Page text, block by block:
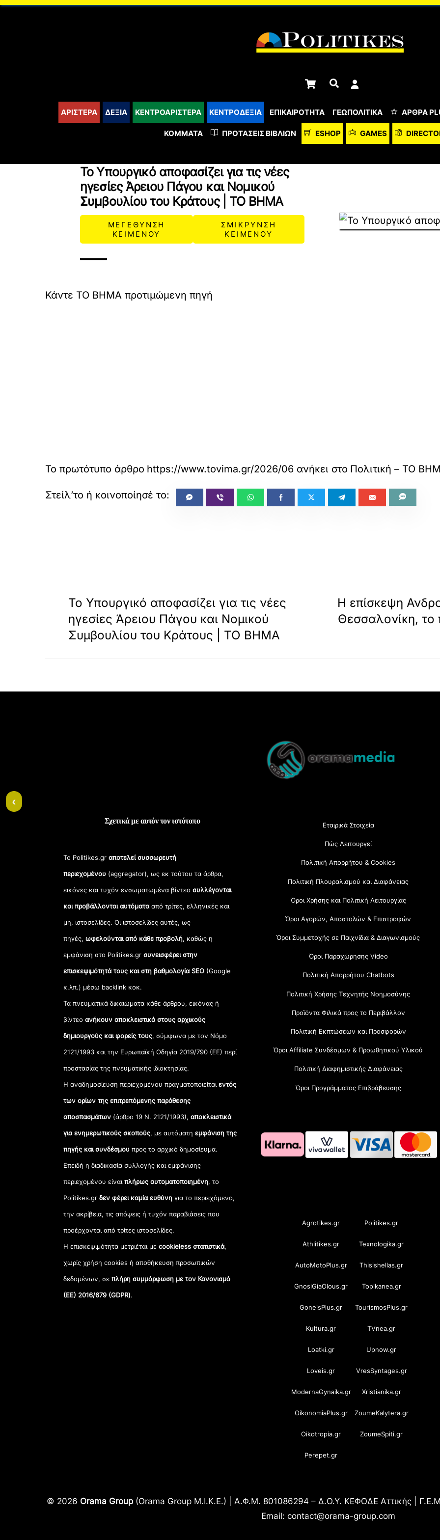
content
Cart Αναζήτηση
ΑΡΙΣΤΕΡΑ ΔΕΞΙΑ ΚΕΝΤΡΟΑΡΙΣΤΕΡΑ ΚΕΝΤΡΟΔΕΞΙΑ ΕΠΙΚΑΙΡΟΤΗΤΑ ΓΕΩΠΟΛΙΤΙΚΑ ΆΡΘΡΑ
ΚΌΜΜΑΤΑ ΠΡΟΤΆΣΕΙΣ ΒΙΒΛΊΩΝ ESHOP GAMES
Το Υπουργικό αποφασίζει για τις νέες
ηγεσίες Άρειου Πάγου και Νομικού
Συμβουλίου του Κράτους | ΤΟ ΒΗΜΑ
ΜΕΓΕΘΥΝΣΗ
ΚΕΙΜΕΝΟΥ
ΣΜΙΚΡΥΝΣΗ
ΚΕΙΜΕΝΟΥ
Κάντε TO BHMA προτιμώμενη πηγή
Το πρωτότυπο άρθρο https://www.tovima.gr/2026/06/30/politics/to-ypourgiko-
ανήκει στο Πολιτική – ΤΟ
Το Υπουργικό αποφασίζει για τις νέες
ηγεσίες Άρειου Πάγου και Νομικού
Συμβουλίου του Κράτους | ΤΟ ΒΗΜΑ
Η επίσκεψη
Θεσσαλονίκη,
Top
Σχετικά με αυτόν τον ιστότοπο
Το Politikes.grαποτελεί συσσωρευτή
περιεχομένου (aggregator), ως εκ τούτου τα άρθρα,
εικόνες και τυχόν ενσωματωμένα βίντεοσυλλέγονται
και προβάλλονται αυτόματααπό τρίτες, ελληνικές και
μη, ιστοσελίδες. Οι ιστοσελίδες αυτές, ως
πηγές,ωφελούνται από κάθε προβολή, καθώς η
εμφάνιση στο Politikes.gr συνεισφέρει στην
επισκεψιμότητά τους και στη βαθμολογία SEO (Google
κ.λπ.) μέσω backlink κοκ.
Τα πνευματικά δικαιώματα κάθε άρθρου, εικόνας ή
βίντεοανήκουν αποκλειστικά στους αρχικούς
δημιουργούς και φορείς τους, σύμφωνα με τον Νόμο
2121/1993 και την Ευρωπαϊκή Οδηγία 2019/790 (ΕΕ) περί
προστασίας της πνευματικής ιδιοκτησίας.
Η αναδημοσίευση περιεχομένου πραγματοποιείταιεντός
των ορίων της επιτρεπόμενης παράθεσης
αποσπασμάτων (άρθρο 19 Ν. 2121/1993), αποκλειστικά
για ενημερωτικούς σκοπούς, με αυτόματηεμφάνιση της
πηγής και συνδέσμου προς το αρχικό δημοσίευμα.
Επειδή η διαδικασία συλλογής και εμφάνισης
περιεχομένου είναιπλήρως αυτοματοποιημένη, το
Politikes.grδεν φέρει καμία ευθύνη για το περιεχόμενο,
την ακρίβεια, τις απόψεις ή τυχόν παραβιάσεις που
προέρχονται από τρίτες ιστοσελίδες.
Η επισκεψιμότητα μετριέται μεcookieless στατιστικά,
χωρίς χρήση cookies ή αποθήκευση προσωπικών
δεδομένων, σεπλήρη συμμόρφωση με τον Κανονισμό
(ΕΕ) 2016/679 (GDPR).
Εταιρικά Στοιχεία
Πώς Λειτουργεί
Πολιτική Απορρήτου & Cookies
Πολιτική Πλουραλισμού και Διαφάνειας
Όροι Χρήσης και Πολιτική Λειτουργίας
Όροι Αγορών, Αποστολών & Επιστροφών
Όροι Συμμετοχής σε Παιχνίδια & Διαγωνισμούς
Όροι Παραχώρησης Video
Πολιτική Απορρήτου Chatbots
Πολιτική Χρήσης Τεχνητής Νοημοσύνης
Προϊόντα Φιλικά προς το Περιβάλλον
Πολιτική Εκπτώσεων και Προσφορών
Όροι Affiliate Συνδέσμων & Προωθητικού Υλικού
Πολιτική Διαφημιστικής Διαφάνειας
Όροι Προγράμματος Επιβράβευσης
Agrotikes.gr Politikes.gr
Athlitikes.gr Texnologika.gr
AutoMotoPlus.gr Thisishellas.gr
GnosiGiaOlous.gr Topikanea.gr
GoneisPlus.gr TourismosPlus.gr
Kultura.gr TVnea.gr
Loatki.gr Upnow.gr
Loveis.gr VresSyntages.gr
ModernaGynaika.gr Xristianika.gr
OikonomiaPlus.gr ZoumeKalytera.gr
Oikotropia.gr ZoumeSpiti.gr
Perepet.gr
© 2026 Orama Group(Orama Group Μ.Ι.Κ.Ε.) | Α.Φ.Μ. 801086294 – Δ.Ο.Υ. ΚΕΦΟΔΕ Αττικής |
Email: contact@orama-group.com
‹